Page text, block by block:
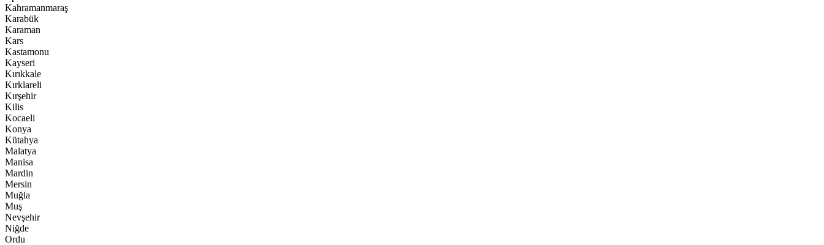
Kahramanmaraş
Karabük
Karaman
Kars
Kastamonu
Kayseri
Kırıkkale
Kırklareli
Kırşehir
Kilis
Kocaeli
Konya
Kütahya
Malatya
Manisa
Mardin
Mersin
Muğla
Muş
Nevşehir
Niğde
Ordu